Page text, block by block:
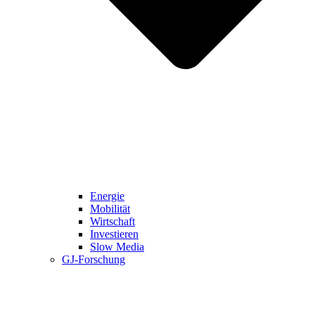
Energie
Mobilität
Wirtschaft
Investieren
Slow Media
GJ-Forschung